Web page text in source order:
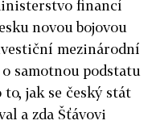
financí
novou bojovou
mezinárodní
samotnou podstatu
jak se český stát
a zda Šťávovi